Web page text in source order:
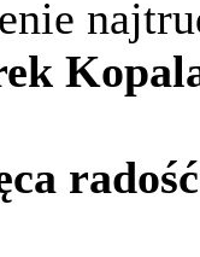
radość